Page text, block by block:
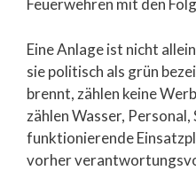
Feuerwehren mit den
Eine Anlage ist nicht
sie politisch als grün
brennt, zählen keine
zählen Wasser,
funktionierende
vorher